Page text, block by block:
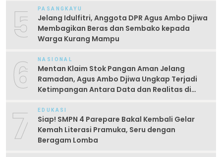
5 PASANGKAYU
Jelang Idulfitri, Anggota DPR Agus Ambo Djiwa
Membagikan Beras dan Sembako kepada
Warga Kurang Mampu
6 NASIONAL
Mentan Klaim Stok Pangan Aman Jelang
Ramadan, Agus Ambo Djiwa Ungkap Terjadi
Ketimpangan Antara Data dan Realitas di
7 EDUKASI
Siap! SMPN 4 Parepare Bakal Kembali Gelar
Kemah Literasi Pramuka, Seru dengan
Beragam Lomba